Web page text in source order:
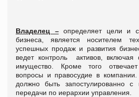
Владелец –определяет цели и
бизнеса, является носителем
успешных продаж и развития
ведет контроль активов,
имущество. Кроме того
вопросы и правосудие в
должно быть запостулированно
передачи по иерархии управления.